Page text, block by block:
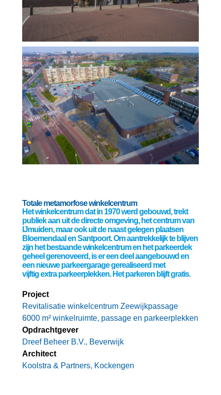
Totale metamorfose winkelcentrum
Het winkelcentrum dat in 1970 werd gebouwd, trekt
publiek aan uit de directe omgeving, het centrum van
IJmuiden, maar ook uit de naast gelegen plaatsen
Bloemendaal en Santpoort. Om aantrekkelijk te blijven
zijn het bestaande winkelcentrum en het parkeerdek
geheel gerenoveerd, is er een deel aangebouwd en
een nieuwe parkeergarage gerealiseerd met
vijftig extra parkeerplekken. Het parkeren blijft gratis.
Project
Revitalisatie winkelcentrum Zeewijkpassage
6000 m² winkelruimte, passage en parkeerplekken
Opdrachtgever
Dreef Beheer B.V., Beverwijk
Architect
Koolstra & Partners, Kockengen